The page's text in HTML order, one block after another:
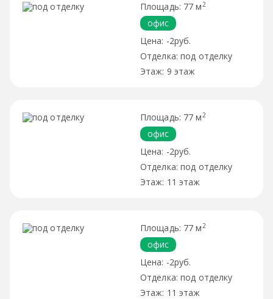
77 м 2
офис
-2руб.
под отделку
9 этаж
77 м 2
офис
-2руб.
под отделку
11 этаж
77 м 2
офис
-2руб.
под отделку
11 этаж